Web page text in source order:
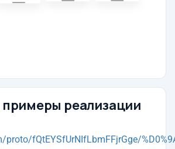
реализации
fQtEYSfUrNIfLbmFFjrGge/